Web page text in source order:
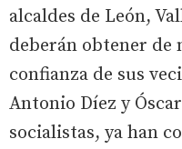
alcaldes de León,
deberán obtener de
confianza de sus
Antonio Díez y
socialistas, ya han